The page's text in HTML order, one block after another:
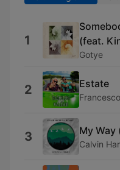
1
(feat.
Gotye
2 Estate
3 My Way
Calvin